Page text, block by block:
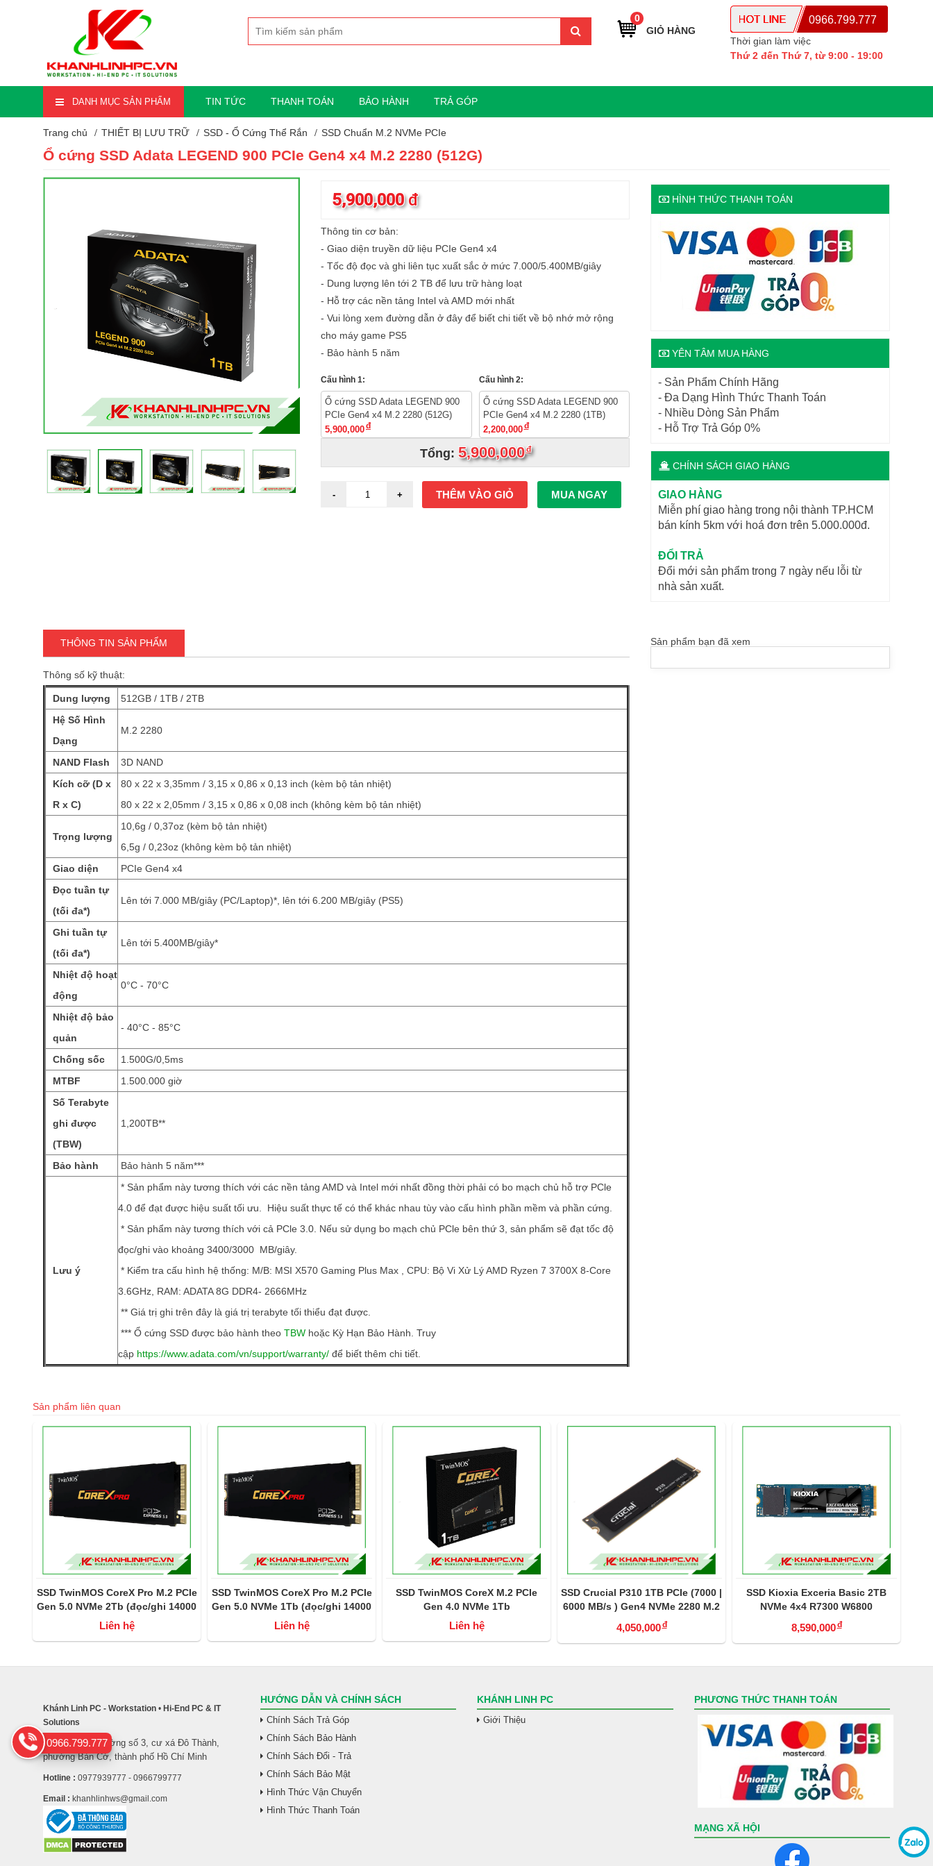
0966.799.777
Thời gian làm việc
Thứ 2 đến Thứ 7, từ 9:00 - 19:00
0
GIỎ HÀNG
DANH MỤC SẢN PHẨM TIN TỨC THANH TOÁN BẢO HÀNH TRẢ GÓP
Trang chủ THIẾT BỊ LƯU TRỮ SSD - Ổ Cứng Thể Rắn SSD Chuẩn M.2 NVMe PCIe
Ổ cứng SSD Adata LEGEND 900 PCIe Gen4 x4 M.2 2280 (512G)
5,900,000đ
Thông tin cơ bản:
- Giao diện truyền dữ liệu PCIe Gen4 x4
- Tốc độ đọc và ghi liên tục xuất sắc ở mức 7.000/5.400MB/giây
- Dung lượng lên tới 2 TB để lưu trữ hàng loạt
- Hỗ trợ các nền tảng Intel và AMD mới nhất
- Vui lòng xem đường dẫn ở đây để biết chi tiết về bộ nhớ mở rộng
cho máy game PS5
- Bảo hành 5 năm
Cấu hình 1:
Ổ cứng SSD Adata LEGEND 900
PCIe Gen4 x4 M.2 2280 (512G)
5,900,000đ
Cấu hình 2:
Ổ cứng SSD Adata LEGEND 900
PCIe Gen4 x4 M.2 2280 (1TB)
2,200,000đ
Tổng: 5,900,000đ
THÊM VÀO GIỎ MUA NGAY
HÌNH THỨC THANH TOÁN
YÊN TÂM MUA HÀNG
- Sản Phẩm Chính Hãng
- Đa Dạng Hình Thức Thanh Toán
- Nhiều Dòng Sản Phẩm
- Hỗ Trợ Trả Góp 0%
CHÍNH SÁCH GIAO HÀNG
GIAO HÀNG
Miễn phí giao hàng trong nội thành TP.HCM
bán kính 5km với hoá đơn trên 5.000.000đ.
ĐỔI TRẢ
Đổi mới sản phẩm trong 7 ngày nếu lỗi từ
nhà sản xuất.
THÔNG TIN SẢN PHẨM
Thông số kỹ thuật:
Dung lượng
512GB / 1TB / 2TB
Hệ Số Hình
Dạng
M.2 2280
NAND Flash
3D NAND
Kích cỡ (D x
R x C)
80 x 22 x 3,35mm / 3,15 x 0,86 x 0,13 inch (kèm bộ tản nhiệt)
80 x 22 x 2,05mm / 3,15 x 0,86 x 0,08 inch (không kèm bộ tản nhiệt)
Trọng lượng
10,6g / 0,37oz (kèm bộ tản nhiệt)
6,5g / 0,23oz (không kèm bộ tản nhiệt)
Giao diện
PCIe Gen4 x4
Đọc tuần tự
(tối đa*)
Lên tới 7.000 MB/giây (PC/Laptop)*, lên tới 6.200 MB/giây (PS5)
Ghi tuần tự
(tối đa*)
Lên tới 5.400MB/giây*
Nhiệt độ hoạt
động
0°C - 70°C
Nhiệt độ bảo
quản
- 40°C - 85°C
Chống sốc
1.500G/0,5ms
MTBF
1.500.000 giờ
Số Terabyte
ghi được
(TBW)
1,200TB**
Bảo hành Bảo hành 5 năm***
Lưu ý
* Sản phẩm này tương thích với các nền tảng AMD và Intel mới nhất đồng thời phải có bo mạch chủ hỗ trợ PCle
4.0 để đạt được hiệu suất tối ưu. Hiệu suất thực tế có thể khác nhau tùy vào cấu hình phần mềm và phần cứng.
* Sản phẩm này tương thích với cả PCle 3.0. Nếu sử dụng bo mạch chủ PCle bên thứ 3, sản phẩm sẽ đạt tốc độ
đọc/ghi vào khoảng 3400/3000 MB/giây.
* Kiểm tra cấu hình hệ thống: M/B: MSI X570 Gaming Plus Max , CPU: Bộ Vi Xử Lý AMD Ryzen 7 3700X 8-Core
3.6GHz, RAM: ADATA 8G DDR4- 2666MHz
** Giá trị ghi trên đây là giá trị terabyte tối thiểu đạt được.
*** Ổ cứng SSD được bảo hành theo TBW hoặc Kỳ Hạn Bảo Hành. Truy
cập https://www.adata.com/vn/support/warranty/ để biết thêm chi tiết.
Sản phẩm bạn đã xem
Sản phẩm liên quan
SSD TwinMOS CoreX Pro M.2 PCIe
Gen 5.0 NVMe 2Tb (đọc/ghi 14000
MB/s - 10000MB/s)
Liên hệ
SSD TwinMOS CoreX Pro M.2 PCIe
Gen 5.0 NVMe 1Tb (đọc/ghi 14000
MB/s - 10000MB/s)
Liên hệ
SSD TwinMOS CoreX M.2 PCIe
Gen 4.0 NVMe 1Tb
Liên hệ
SSD Crucial P310 1TB PCIe (7000 |
6000 MB/s ) Gen4 NVMe 2280 M.2
4,050,000đ
SSD Kioxia Exceria Basic 2TB
NVMe 4x4 R7300 W6800
(LSF10Z002TG8)
8,590,000đ
Khánh Linh PC - Workstation • Hi-End PC & IT
Solutions
Địa Chỉ : 26/5 đường số 3, cư xá Đô Thành,
phường Bàn Cờ, thành phố Hồ Chí Minh
Hotline : 0977939777 - 0966799777
Email : khanhlinhws@gmail.com
HƯỚNG DẪN VÀ CHÍNH SÁCH
Chính Sách Trả Góp
Chính Sách Bảo Hành
Chính Sách Đổi - Trả
Chính Sách Bảo Mật
Hình Thức Vận Chuyển
Hình Thức Thanh Toán
KHÁNH LINH PC
Giới Thiệu
PHƯƠNG THỨC THANH TOÁN
MẠNG XÃ HỘI
0966.799.777